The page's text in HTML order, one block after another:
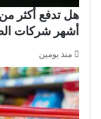
هل تدفع أكثر من
أشهر شركات
منذ يومين